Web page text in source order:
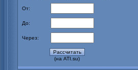
От:
До:
Через:
(на ATI.su)